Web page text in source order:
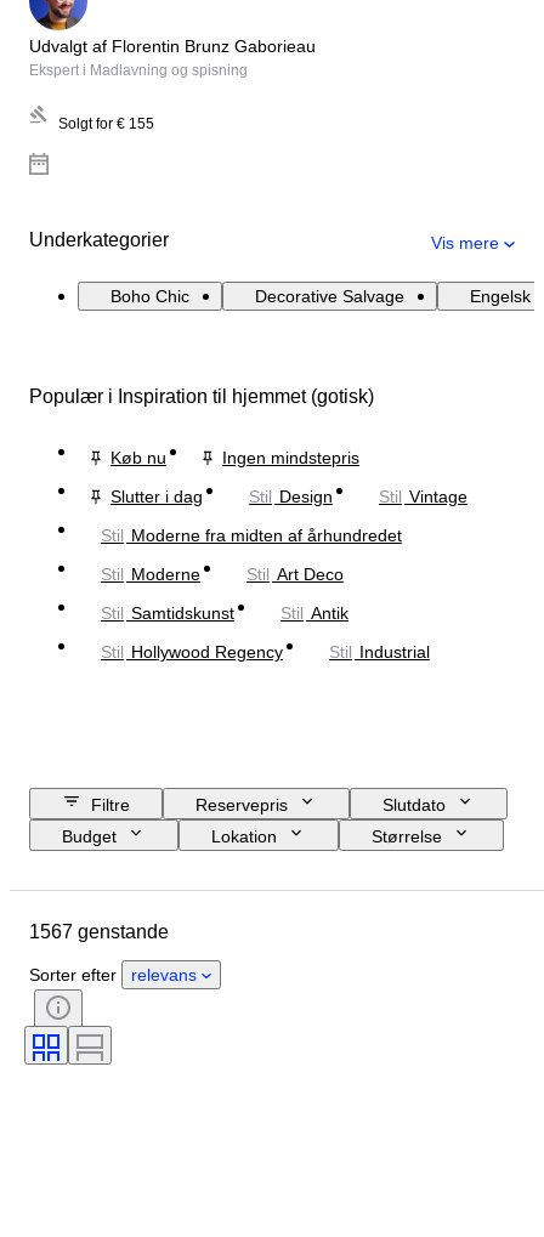
Udvalgt af Florentin Brunz Gaborieau
Ekspert i Madlavning og spisning
Solgt for € 155
Underkategorier Vis mere
Boho Chic Decorative Salvage Engelsk
Populær i Inspiration til hjemmet (gotisk)
Køb nu
Ingen mindstepris
Slutter i dag
Stil Design Stil Vintage
Stil Moderne fra midten af århundredet
Stil Moderne Stil Art Deco
Stil Samtidskunst Stil Antik
Stil Hollywood Regency Stil Industrial
Filtre Reservepris
Slutdato
Budget
Lokation
Størrelse
Køn
Certificering
Teknik
Signatur
Farve
Kunstner
1567 genstande
Sorter efter relevans